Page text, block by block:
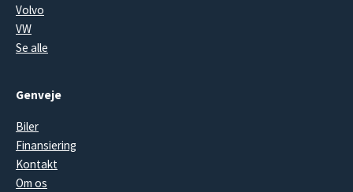
Volvo
VW
Se alle
Genveje
Biler
Finansiering
Kontakt
Om os